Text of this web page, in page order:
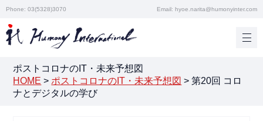
Phone: 03(5328)3070 Email: hyoe.narita@humonyinter.com
ポストコロナのIT・未来予想図
HOME > ポストコロナのIT・未来予想図 >第20回 コロ
ナとデジタルの学び